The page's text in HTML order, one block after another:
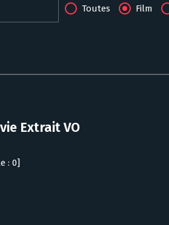
Toutes Film
Extrait VO
: 0]